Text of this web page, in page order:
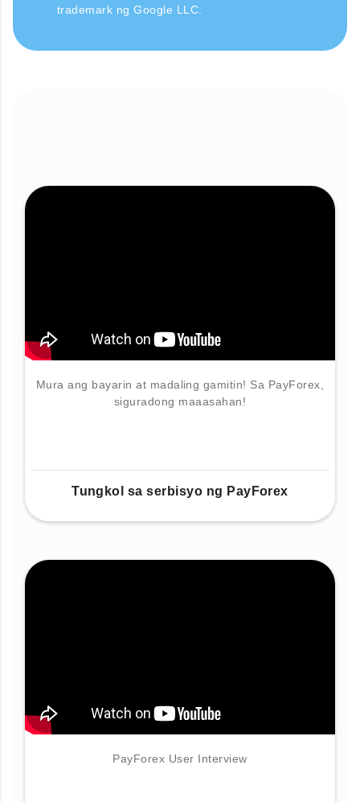
trademark ng Google LLC.
Mura ang bayarin at madaling gamitin! Sa PayForex,
siguradong maaasahan!
Tungkol sa serbisyo ng PayForex
PayForex User Interview